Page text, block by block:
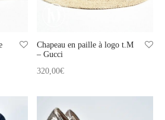
Chapeau en paille à logo t.M
– Gucci
320,00€